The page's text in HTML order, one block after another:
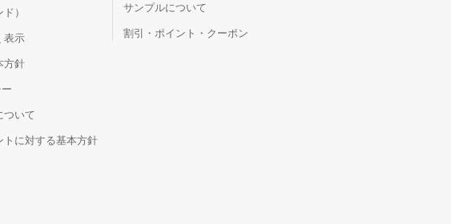
）
表示
方針
ついて
トに対する基本方針
サンプルについて
割引・ポイント・クーポン